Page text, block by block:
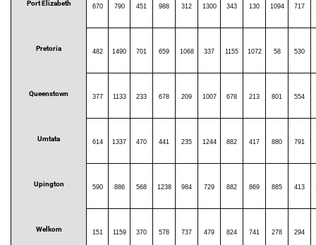
Port Elizabeth 670 790 451 988 312 1300 343 130 1094 717
Pretoria 482 1490 701 659 1068 337 1155 1072 58 530
Queenstown 377 1133 233 678 209 1007 678 213 801 554
Umtata 614 1337 470 441 235 1244 882 417 880 791
Upington 590 886 568 1238 984 729 882 869 885 413
Welkom 151 1159 370 578 737 479 824 741 278 294